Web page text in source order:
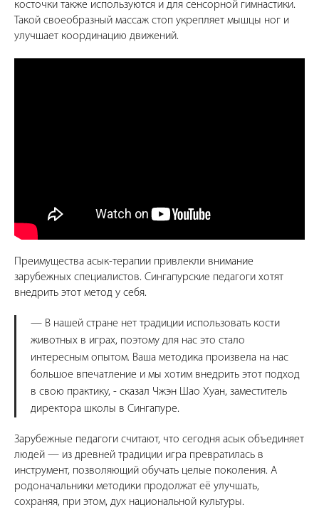
косточки также используются и для сенсорной гимнастики.
Такой своеобразный массаж стоп укрепляет мышцы ног и
улучшает координацию движений.
Преимущества асык-терапии привлекли внимание
зарубежных специалистов. Сингапурские педагоги хотят
внедрить этот метод у себя.
— В нашей стране нет традиции использовать кости
животных в играх, поэтому для нас это стало
интересным опытом. Ваша методика произвела на нас
большое впечатление и мы хотим внедрить этот подход
в свою практику, - сказал Чжэн Шао Хуан, заместитель
директора школы в Сингапуре.
Зарубежные педагоги считают, что сегодня асык объединяет
людей — из древней традиции игра превратилась в
инструмент, позволяющий обучать целые поколения. А
родоначальники методики продолжат её улучшать,
сохраняя, при этом, дух национальной культуры.